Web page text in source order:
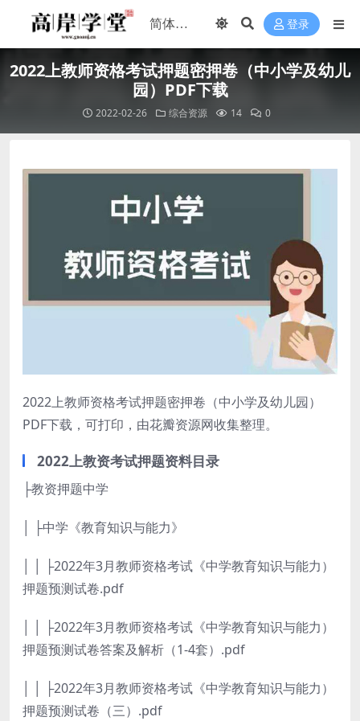
登录
2022上教师资格考试押题密押卷（中小学及幼儿
园）PDF下载
2022-02-26 综合资源 14 0
2022上教师资格考试押题密押卷（中小学及幼儿园）
PDF下载，可打印，由花瓣资源网收集整理。
2022上教资考试押题资料目录
├教资押题中学
│ ├中学《教育知识与能力》
│ │ ├2022年3月教师资格考试《中学教育知识与能力）
押题预测试卷.pdf
│ │ ├2022年3月教师资格考试《中学教育知识与能力）
押题预测试卷答案及解析（1-4套）.pdf
│ │ ├2022年3月教师资格考试《中学教育知识与能力）
押题预测试卷（三）.pdf